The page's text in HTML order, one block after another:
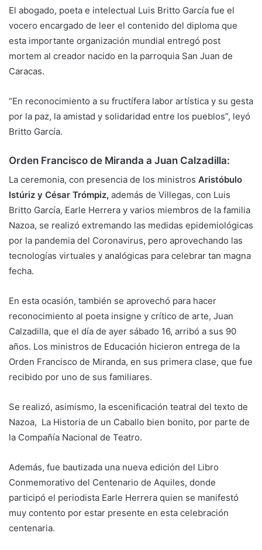
El abogado, poeta e intelectual Luis Britto García fue el
vocero encargado de leer el contenido del diploma que
esta importante organización mundial entregó post
mortem al creador nacido en la parroquia San Juan de
Caracas.
“En reconocimiento a su fructífera labor artística y su gesta
por la paz, la amistad y solidaridad entre los pueblos”, leyó
Britto García.
Orden Francisco de Miranda a Juan Calzadilla:
La ceremonia, con presencia de los ministros Aristóbulo
Istúriz y César Trómpiz, además de Villegas, con Luis
Britto García, Earle Herrera y varios miembros de la familia
Nazoa, se realizó extremando las medidas epidemiológicas
por la pandemia del Coronavirus, pero aprovechando las
tecnologías virtuales y analógicas para celebrar tan magna
fecha.
En esta ocasión, también se aprovechó para hacer
reconocimiento al poeta insigne y crítico de arte, Juan
Calzadilla, que el día de ayer sábado 16, arribó a sus 90
años. Los ministros de Educación hicieron entrega de la
Orden Francisco de Miranda, en sus primera clase, que fue
recibido por uno de sus familiares.
Se realizó, asimismo, la escenificación teatral del texto de
Nazoa, La Historia de un Caballo bien bonito, por parte de
la Compañía Nacional de Teatro.
Además, fue bautizada una nueva edición del Libro
Conmemorativo del Centenario de Aquiles, donde
participó el periodista Earle Herrera quien se manifestó
muy contento por estar presente en esta celebración
centenaria.